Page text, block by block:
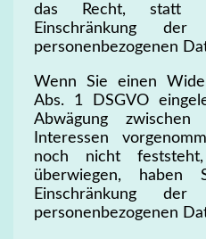
das Recht, statt
Einschränkung
personenbezogenen
Wenn Sie einen
Abs. 1 DSGVO
Abwägung
Interessen
noch nicht
überwiegen,
Einschränkung
personenbezogenen